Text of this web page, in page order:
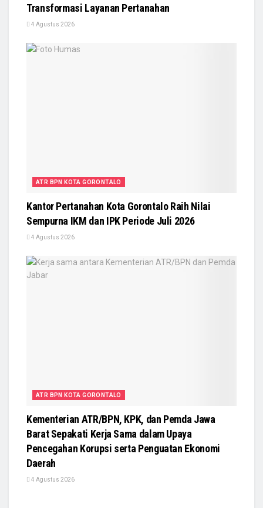
Transformasi Layanan Pertanahan
4 Agustus 2026
ATR BPN KOTA GORONTALO
Kantor Pertanahan Kota Gorontalo Raih Nilai
Sempurna IKM dan IPK Periode Juli 2026
4 Agustus 2026
ATR BPN KOTA GORONTALO
Kementerian ATR/BPN, KPK, dan Pemda Jawa
Barat Sepakati Kerja Sama dalam Upaya
Pencegahan Korupsi serta Penguatan Ekonomi
Daerah
4 Agustus 2026